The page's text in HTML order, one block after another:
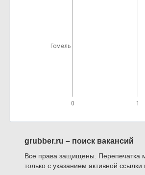
0 1
Гомель
grubber.ru – поиск вакансий
Все права защищены. Перепечатка
только с указанием активной ссылки